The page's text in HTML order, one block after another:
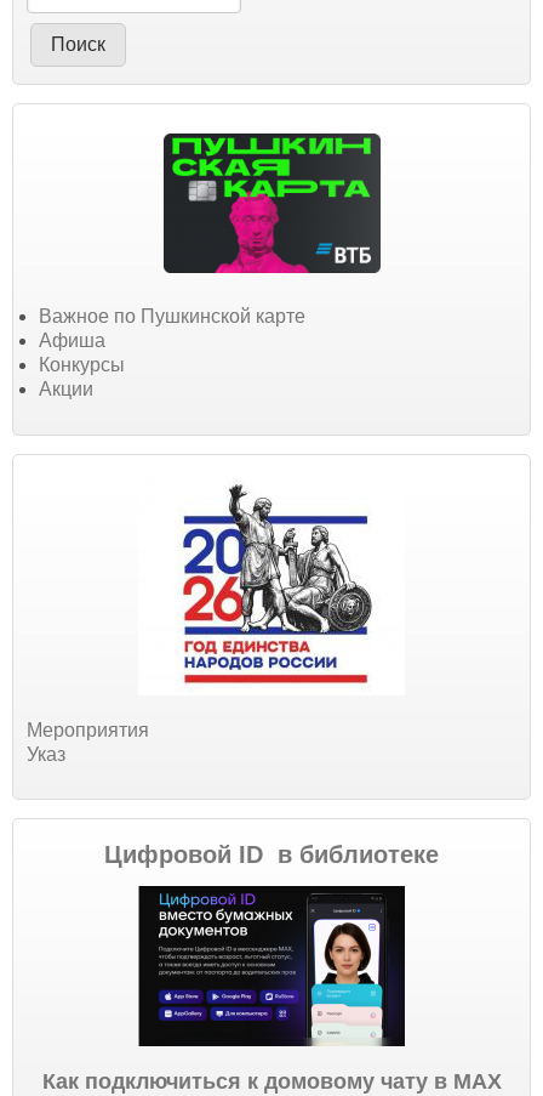
Важное по Пушкинской карте
Афиша
Конкурсы
Акции
Мероприятия
Указ
Цифровой ID в библиотеке
Как подключиться к домовому чату в МАХ